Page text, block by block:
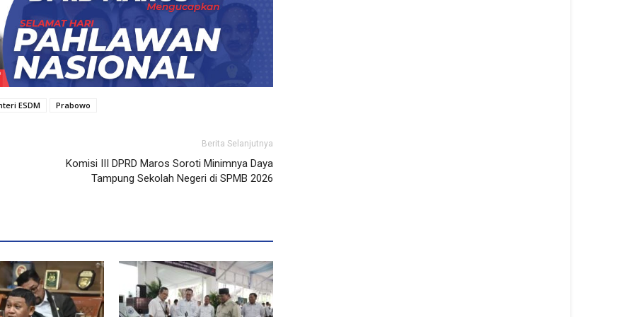
ESDM Prabowo
Berita Selanjutnya
Komisi III DPRD Maros Soroti Minimnya Daya
Tampung Sekolah Negeri di SPMB 2026